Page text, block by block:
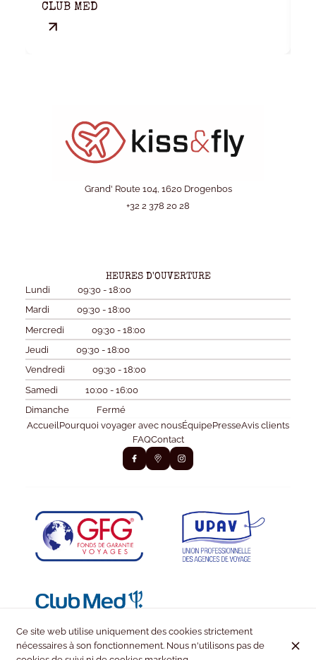
CLUB MED
Grand' Route 104, 1620 Drogenbos
+32 2 378 20 28
HEURES D'OUVERTURE
Lundi
09:30 - 18:00
Mardi
09:30 - 18:00
Mercredi
09:30 - 18:00
Jeudi
09:30 - 18:00
Vendredi
09:30 - 18:00
Samedi
10:00 - 16:00
Dimanche
Fermé
AccueilPourquoi voyager avec nousÉquipePresseAvis clients
FAQContact
Ce site web utilise uniquement des cookies strictement
nécessaires à son fonctionnement. Nous n'utilisons pas de